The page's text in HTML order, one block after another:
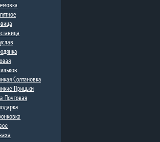
Солтановка
Прицьки
Почтовая